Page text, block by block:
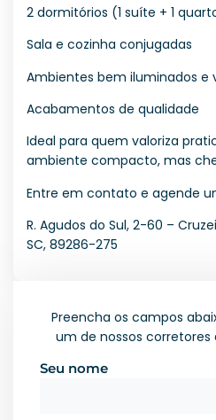
2 dormitórios (1 suíte + 1
Sala e cozinha conjugadas
Ambientes bem iluminados e
Acabamentos de qualidade
Ideal para quem valoriza
ambiente compacto, mas
Entre em contato e agende
R. Agudos do Sul, 2-60 –
SC, 89286-275
Preencha os campos
um de nossos
Seu nome